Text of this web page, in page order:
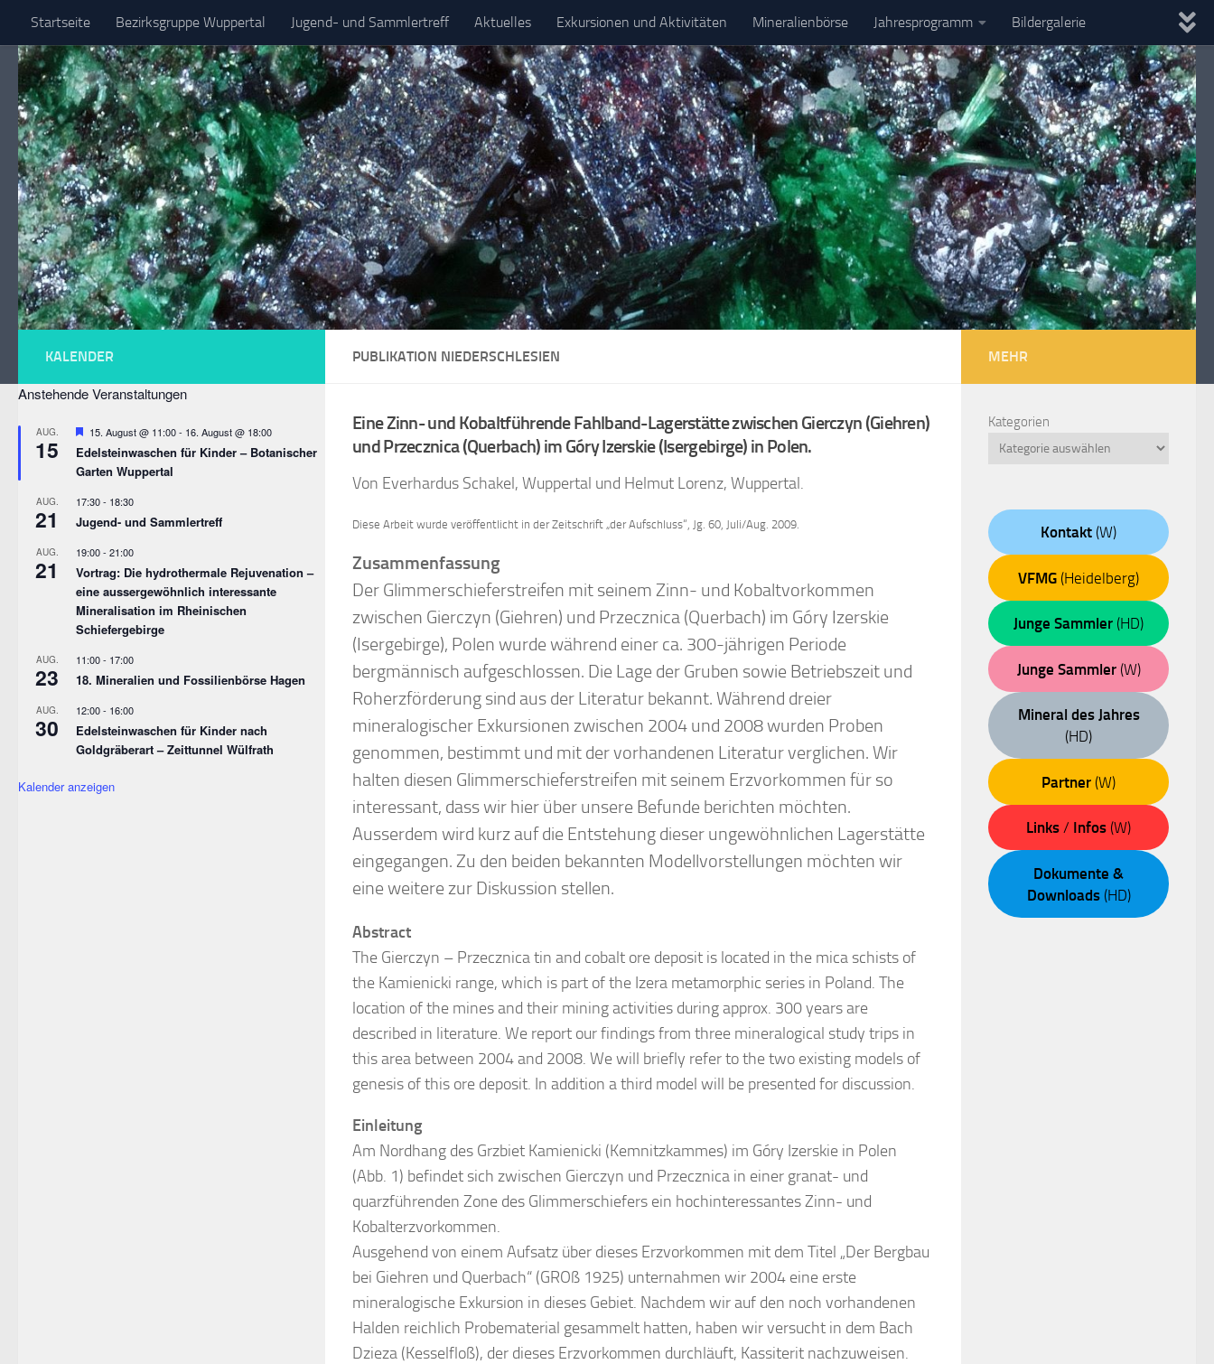
Zum Inhalt springen
Startseite Bezirksgruppe Wuppertal Jugend- und Sammlertreff Aktuelles Exkursionen und Aktivitäten Mineralienbörse Jahresprogramm Bildergalerie
Spezielle Sammelgebiete
PUBLIKATION NIEDERSCHLESIEN
Eine Zinn- und Kobaltführende Fahlband-Lagerstätte zwischen Gierczyn (Giehren)
und Przecznica (Querbach) im Góry Izerskie (Isergebirge) in Polen.
Von Everhardus Schakel, Wuppertal und Helmut Lorenz, Wuppertal.
Diese Arbeit wurde veröffentlicht in der Zeitschrift „der Aufschluss“, Jg. 60, Juli/Aug. 2009.
Zusammenfassung
Der Glimmerschieferstreifen mit seinem Zinn- und Kobaltvorkommen
zwischen Gierczyn (Giehren) und Przecznica (Querbach) im Góry Izerskie
(Isergebirge), Polen wurde während einer ca. 300-jährigen Periode
bergmännisch aufgeschlossen. Die Lage der Gruben sowie Betriebszeit und
Roherzförderung sind aus der Literatur bekannt. Während dreier
mineralogischer Exkursionen zwischen 2004 und 2008 wurden Proben
genommen, bestimmt und mit der vorhandenen Literatur verglichen. Wir
halten diesen Glimmerschieferstreifen mit seinem Erzvorkommen für so
interessant, dass wir hier über unsere Befunde berichten möchten.
Ausserdem wird kurz auf die Entstehung dieser ungewöhnlichen Lagerstätte
eingegangen. Zu den beiden bekannten Modellvorstellungen möchten wir
eine weitere zur Diskussion stellen.
Abstract
The Gierczyn – Przecznica tin and cobalt ore deposit is located in the mica schists of
the Kamienicki range, which is part of the Izera metamorphic series in Poland. The
location of the mines and their mining activities during approx. 300 years are
described in literature. We report our findings from three mineralogical study trips in
this area between 2004 and 2008. We will briefly refer to the two existing models of
genesis of this ore deposit. In addition a third model will be presented for discussion.
Einleitung
Am Nordhang des Grzbiet Kamienicki (Kemnitzkammes) im Góry Izerskie in Polen
(Abb. 1) befindet sich zwischen Gierczyn und Przecznica in einer granat- und
quarzführenden Zone des Glimmerschiefers ein hochinteressantes Zinn- und
Kobalterzvorkommen.
Ausgehend von einem Aufsatz über dieses Erzvorkommen mit dem Titel „Der Bergbau
bei Giehren und Querbach“ (GROß 1925) unternahmen wir 2004 eine erste
mineralogische Exkursion in dieses Gebiet. Nachdem wir auf den noch vorhandenen
Halden reichlich Probematerial gesammelt hatten, haben wir versucht in dem Bach
Dzieza (Kesselfloß), der dieses Erzvorkommen durchläuft, Kassiterit nachzuweisen.
KALENDER
Anstehende Veranstaltungen
AUG.
15
Empfohlen
15. August @ 11:00- 16. August @ 18:00
Edelsteinwaschen für Kinder – Botanischer
Garten Wuppertal
AUG.
21
17:30- 18:30
Jugend- und Sammlertreff
AUG.
21
19:00- 21:00
Vortrag: Die hydrothermale Rejuvenation –
eine aussergewöhnlich interessante
Mineralisation im Rheinischen
Schiefergebirge
AUG.
23
11:00- 17:00
18. Mineralien und Fossilienbörse Hagen
AUG.
30
12:00- 16:00
Edelsteinwaschen für Kinder nach
Goldgräberart – Zeittunnel Wülfrath
Kalender anzeigen
MEHR
Kategorien
Kontakt (W)
VFMG (Heidelberg)
Junge Sammler (HD)
Junge Sammler(W)
Mineral des Jahres
(HD)
Partner (W)
Links / Infos (W)
Dokumente &
Downloads(HD)